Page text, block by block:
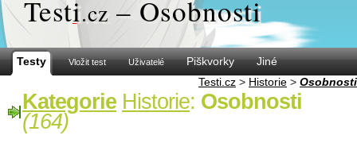
Testi.cz – Osobnosti
Testy Vložit test Uživatelé Piškvorky
Jiné
Testi.cz > Historie > Osobnosti
Kategorie Historie: Osobnosti
(164)